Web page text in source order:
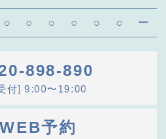
○ ○ ○ ○ ○ ○ ー
898-890
付] 9:00〜19:00
WEB予約